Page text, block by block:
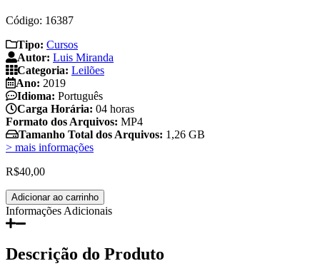
Código: 16387
Tipo: Cursos
Autor: Luis Miranda
Categoria: Leilões
Ano: 2019
Idioma: Português
Carga Horária: 04 horas
Formato dos Arquivos: MP4
Tamanho Total dos Arquivos: 1,26 GB
> mais informações
R$40,00
Leilão
de
Carros
|
Luis
Adicionar ao carrinho
Informações Adicionais
Descrição do Produto